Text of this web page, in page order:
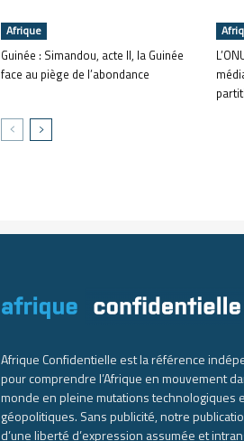
Afrique
Guinée : Simandou, acte II, la Guinée
face au piège de l’abondance
Afrique Confidentielle est la référence
pour comprendre l’Afrique en mouvement
monde en pleine mutations technologiques
géopolitiques. Sans publicité, notre
d’une liberté d’expression assumée et